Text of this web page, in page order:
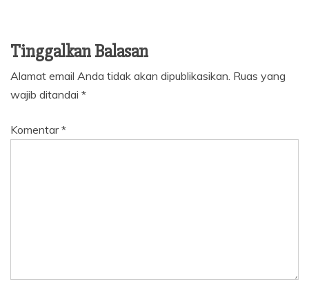
Tinggalkan Balasan
Alamat email Anda tidak akan dipublikasikan. Ruas yang
wajib ditandai *
Komentar*